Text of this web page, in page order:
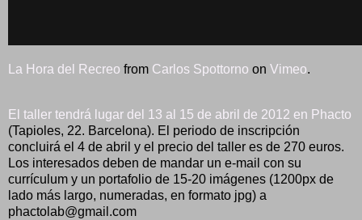
La Hora del Recreo from Carlos Spottorno on Vimeo.
El taller tendrá lugar del 13 al 15 de abril de 2012 en Phacto
(Tapioles, 22. Barcelona). El periodo de inscripción
concluirá el 4 de abril y el precio del taller es de 270 euros.
Los interesados deben de mandar un e-mail con su
currículum y un portafolio de 15-20 imágenes (1200px de
lado más largo, numeradas, en formato jpg) a
phactolab@gmail.com